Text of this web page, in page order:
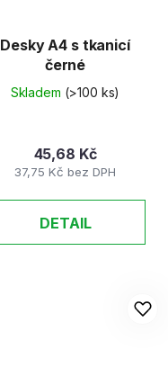
Desky A4 s tkanicí
černé
Skladem (>100 ks)
37,75 Kč bez DPH
45,68 Kč
DETAIL